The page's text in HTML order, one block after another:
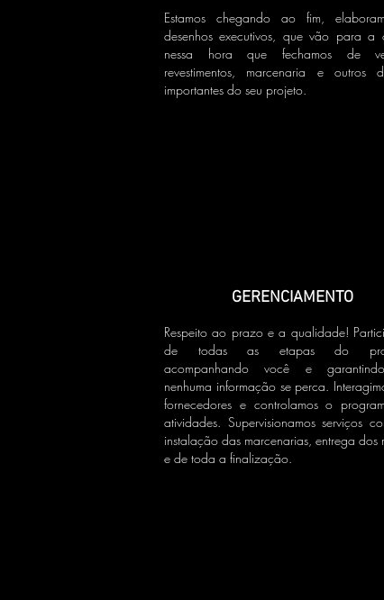
Estamos chegando ao fim,
desenhos executivos, que vão para a
nessa hora que fechamos de
revestimentos, marcenaria e outros
importantes do seu projeto.
GERENCIAMENTO
Respeito ao prazo e a qualidade!
de todas as etapas do
acompanhando você e
nenhuma informação se perca.
fornecedores e controlamos o
atividades. Supervisionamos serviços
instalação das marcenarias, entrega dos
e de toda a finalização.